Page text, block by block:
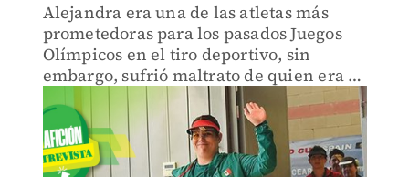
Alejandra era una de las atletas más
prometedoras para los pasados Juegos
Olímpicos en el tiro deportivo, sin
embargo, sufrió maltrato de quien era su
pareja y entrenador; ahora, ya superado
este capítulo, ve con optimismo París
2024